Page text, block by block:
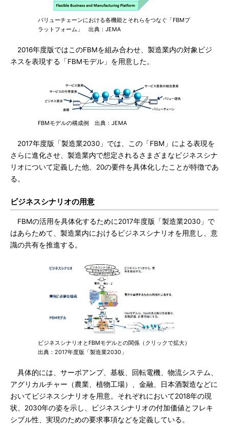
バリューチェーンにおける各機能とそれらをつなぐ「FBMプ
ラットフォーム」 出典：JEMA
2016年度版ではこのFBMを組み合わせ、製造業内の対象ビジ
ネスを表現する「FBMモデル」を用意した。
FBMモデルの構成例 出典：JEMA
2017年度版「製造業2030」では、この「FBM」による表現を
さらに進化させ、製造業内で想定されるさまざまなビジネスシナ
リオについて定義した他、20の要件を具体化したことが特徴であ
る。
ビジネスシナリオの用意
FBMの活用を具体化するために2017年度版「製造業2030」で
はあらためて、製造業内におけるビジネスシナリオを用意し、意
識の共有を推進する。
ビジネスシナリオとFBMモデルとの関係（クリックで拡大）
出典：2017年度版「製造業2030」
具体的には、サーボアンプ、基板、回転電機、物流システム、
アグリカルチャー（農業、植物工場）、金融、日本酒製造などに
おいてビジネスシナリオを用意。それぞれにおいて2018年の現
状、2030年の姿を示し、ビジネスシナリオの付加価値とフレキ
シブル性、実現のための要求事項などを定義している。